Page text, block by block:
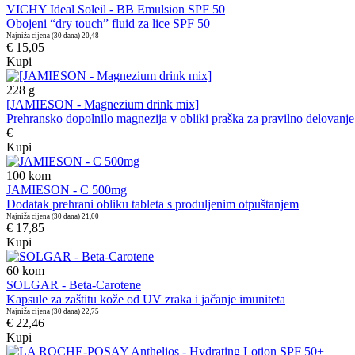
VICHY Ideal Soleil - BB Emulsion SPF 50
Obojeni “dry touch” fluid za lice SPF 50
Najniža cijena (30 dana) 20,48
€ 15,05
Kupi
228 g
[JAMIESON - Magnezium drink mix]
Prehransko dopolnilo magnezija v obliki praška za pravilno
€
Kupi
100 kom
JAMIESON - C 500mg
Dodatak prehrani obliku tableta s produljenim otpuštanjem
Najniža cijena (30 dana) 21,00
€ 17,85
Kupi
60 kom
SOLGAR - Beta-Carotene
Kapsule za zaštitu kože od UV zraka i jačanje imuniteta
Najniža cijena (30 dana) 22,75
€ 22,46
Kupi